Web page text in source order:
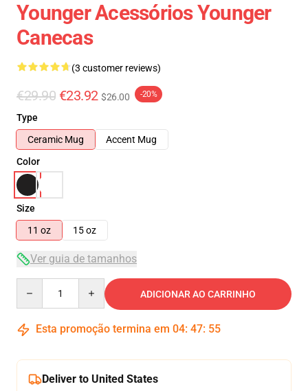
Younger Acessórios Younger
Canecas
(3 customer reviews)
€29.90 €23.92 $26.00 -20%
Type
Ceramic Mug
Accent Mug
Color
Size
11 oz
15 oz
Ver guia de tamanhos
ADICIONAR AO CARRINHO
Esta promoção termina em 04: 47: 55
Deliver to United States